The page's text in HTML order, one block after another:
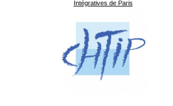
Intégratives de Paris